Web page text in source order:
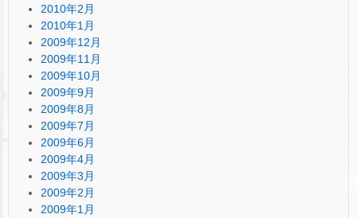
2010年2月
2010年1月
2009年12月
2009年11月
2009年10月
2009年9月
2009年8月
2009年7月
2009年6月
2009年4月
2009年3月
2009年2月
2009年1月